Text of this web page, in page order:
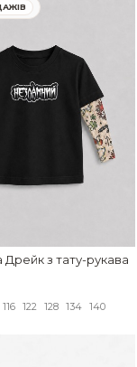
Дрейк з тату-
116 122 128 134
140